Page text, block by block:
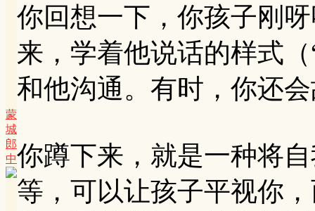
蒙
城
郎
中
你回想一下，你孩子刚
来，学着他说话的样式
和他沟通。有时，你还
你蹲下来，就是一种将
等，可以让孩子平视你